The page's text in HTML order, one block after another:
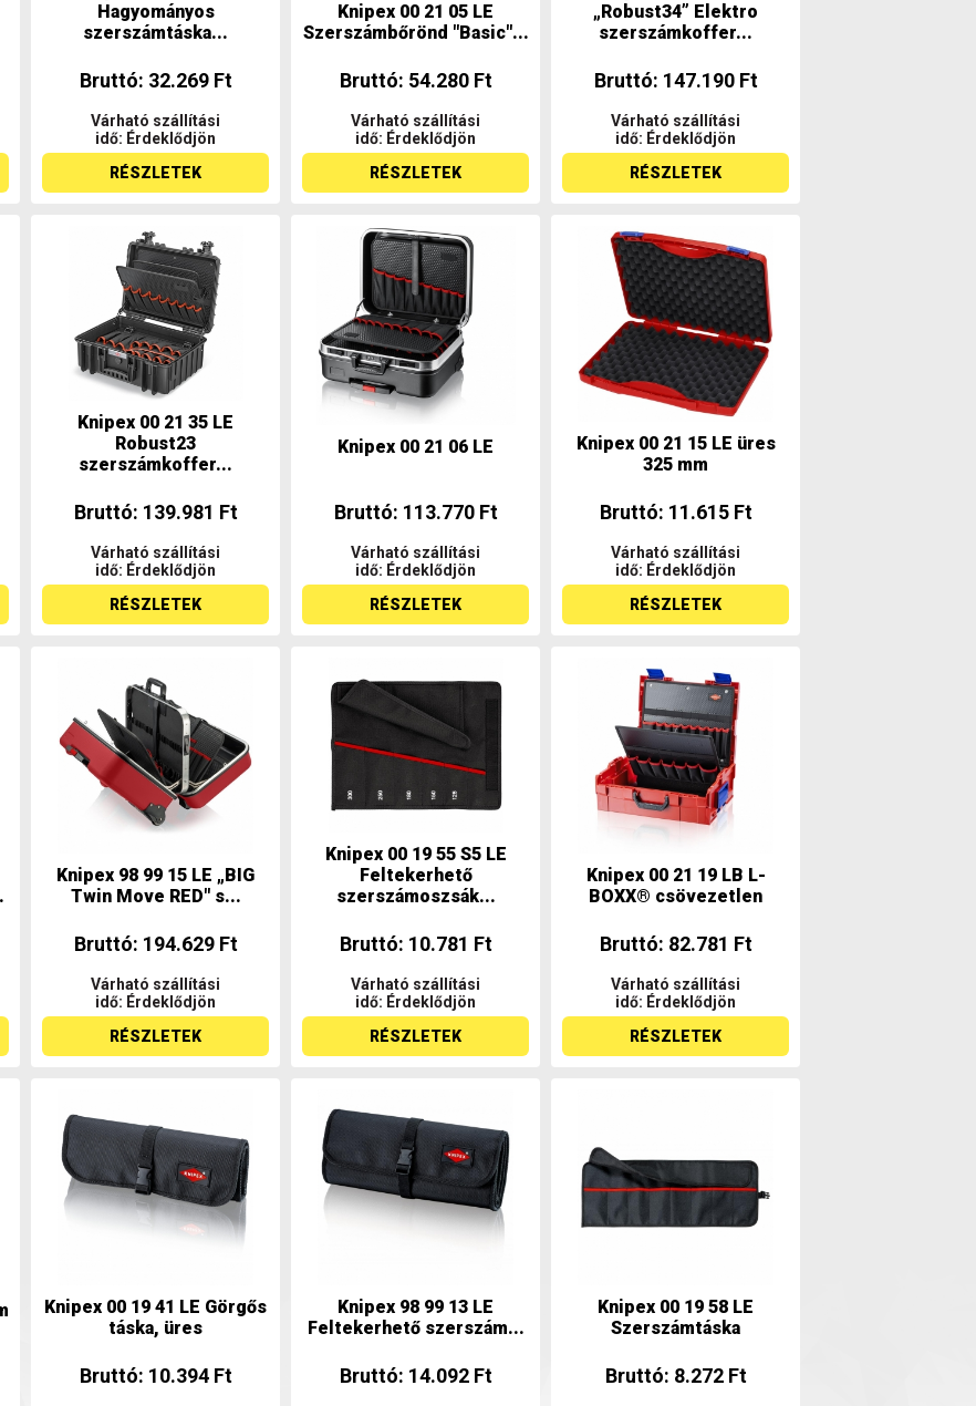
Hagyományos
szerszámtáska...
Bruttó: 32.269 Ft
Várható szállítási
idő: Érdeklődjön
RÉSZLETEK
Knipex 00 21 05 LE
Szerszámbőrönd "Basic"...
Bruttó: 54.280 Ft
Várható szállítási
idő: Érdeklődjön
RÉSZLETEK
„Robust34” Elektro
szerszámkoffer...
Bruttó: 147.190 Ft
Várható szállítási
idő: Érdeklődjön
RÉSZLETEK
Knipex 00 21 35 LE
Robust23
szerszámkoffer...
Bruttó: 139.981 Ft
Várható szállítási
idő: Érdeklődjön
RÉSZLETEK
Knipex 00 21 06 LE
Bruttó: 113.770 Ft
Várható szállítási
idő: Érdeklődjön
RÉSZLETEK
Knipex 00 21 15 LE üres
325 mm
Bruttó: 11.615 Ft
Várható szállítási
idő: Érdeklődjön
RÉSZLETEK
Knipex 98 99 15 LE „BIG
Twin Move RED" s...
Bruttó: 194.629 Ft
Várható szállítási
idő: Érdeklődjön
RÉSZLETEK
Knipex 00 19 55 S5 LE
Feltekerhető
szerszámoszsák...
Bruttó: 10.781 Ft
Várható szállítási
idő: Érdeklődjön
RÉSZLETEK
Knipex 00 21 19 LB L-
BOXX® csövezetlen
Bruttó: 82.781 Ft
Várható szállítási
idő: Érdeklődjön
RÉSZLETEK
Knipex 00 19 41 LE Görgős
táska, üres
Bruttó: 10.394 Ft
Knipex 98 99 13 LE
Feltekerhető szerszám...
Bruttó: 14.092 Ft
Knipex 00 19 58 LE
Szerszámtáska
Bruttó: 8.272 Ft